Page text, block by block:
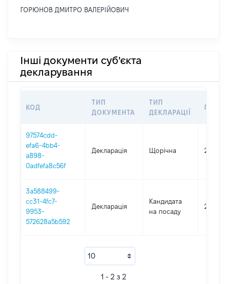
ГОРЮНОВ ДМИТРО ВАЛЕРІЙОВИЧ
Інші документи суб'єкта
декларування
КОД
ТИП
ДОКУМЕНТА
ТИП
ДЕКЛАРАЦІЇ
97574cdd-
efa6-4bb4-
a898-
0adfefa8c56f
Декларація Щорічна 2021
3a588499-
cc31-4fc7-
9953-
572628a5b592
Декларація
Кандидата
на посаду
2020
1 - 2 з 2